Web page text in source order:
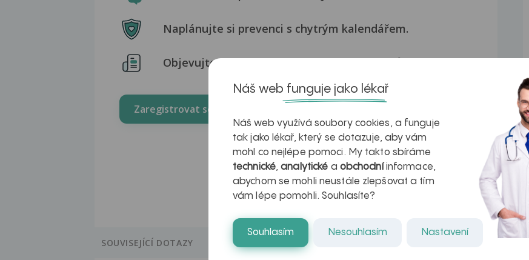
Naplánujte si prevenci s chytrým kalendářem.
Objevujte praktické a ověřené tipy od lékařů.
Zaregistrovat se zdarma
SOUVISEJÍCÍ DOTAZY
Náš web funguje jako lékař
Náš web využívá soubory cookies, a funguje
tak jako lékař, který se dotazuje, aby vám
mohl co nejlépe pomoci. My takto sbíráme
technické,analytické a obchodníinformace,
abychom se mohli neustále zlepšovat a tím
vám lépe pomohli. Souhlasíte?
Souhlasím Nesouhlasím Nastavení